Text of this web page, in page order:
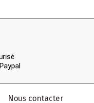
Nous contacter